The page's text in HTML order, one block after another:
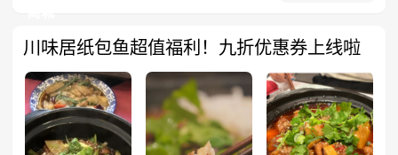
川味居纸包鱼超值福利！九折优惠券上线啦